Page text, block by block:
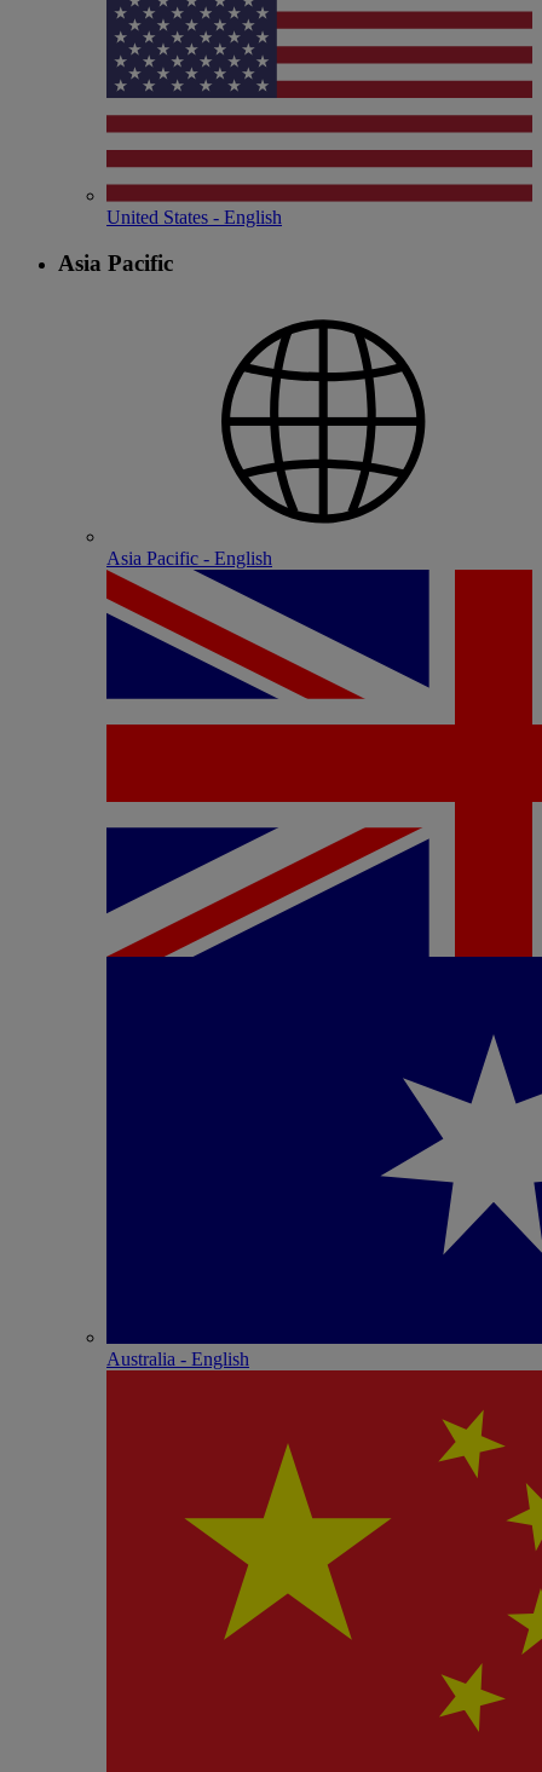
United States - English
Asia Pacific
Asia Pacific - English
Australia - English